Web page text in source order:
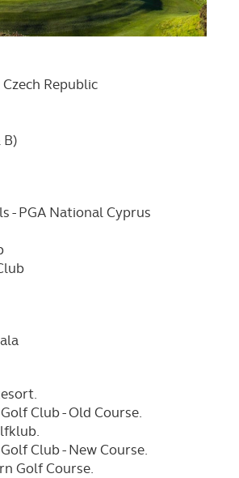
Republic
B)
- PGA National Cyprus
Club - Old Course.
Club - New Course.
Golf Course.